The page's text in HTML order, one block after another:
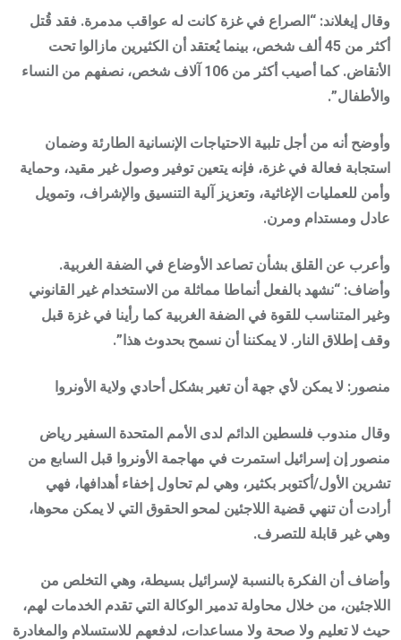
وقال إيغلاند: “الصراع في غزة كانت له عواقب مدمرة. فقد قُتل
أكثر من 45 ألف شخص، بينما يُعتقد أن الكثيرين مازالوا تحت
الأنقاض. كما أصيب أكثر من 106 آلاف شخص، نصفهم من النساء
والأطفال”.
وأوضح أنه من أجل تلبية الاحتياجات الإنسانية الطارئة وضمان
استجابة فعالة في غزة، فإنه يتعين توفير وصول غير مقيد، وحماية
وأمن للعمليات الإغاثية، وتعزيز آلية التنسيق والإشراف، وتمويل
عادل ومستدام ومرن.
وأعرب عن القلق بشأن تصاعد الأوضاع في الضفة الغربية.
وأضاف: “نشهد بالفعل أنماطا مماثلة من الاستخدام غير القانوني
وغير المتناسب للقوة في الضفة الغربية كما رأينا في غزة قبل
وقف إطلاق النار. لا يمكننا أن نسمح بحدوث هذا”.
منصور: لا يمكن لأي جهة أن تغير بشكل أحادي ولاية الأونروا
وقال مندوب فلسطين الدائم لدى الأمم المتحدة السفير رياض
منصور إن إسرائيل استمرت في مهاجمة الأونروا قبل السابع من
تشرين الأول/أكتوبر بكثير، وهي لم تحاول إخفاء أهدافها، فهي
أرادت أن تنهي قضية اللاجئين لمحو الحقوق التي لا يمكن محوها،
وهي غير قابلة للتصرف.
وأضاف أن الفكرة بالنسبة لإسرائيل بسيطة، وهي التخلص من
اللاجئين، من خلال محاولة تدمير الوكالة التي تقدم الخدمات لهم،
حيث لا تعليم ولا صحة ولا مساعدات، لدفعهم للاستسلام والمغادرة